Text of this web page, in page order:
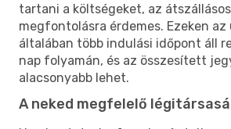
tartani a költségeket, az
megfontolásra érdemes. Ezeken
általában több indulási időpont áll
nap folyamán, és az összesített
alacsonyabb lehet.
A neked megfelelő